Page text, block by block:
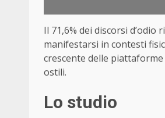
Il 71,6% dei discorsi
manifestarsi in contesti
crescente delle
ostili.
Lo studio